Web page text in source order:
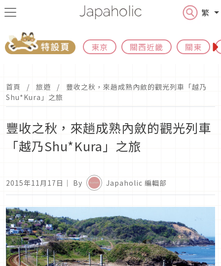
繁
東京 關西近畿 關東
首頁 旅遊
豐收之秋，來趟成熟內斂的觀光列車「越乃
Shu*Kura」之旅
豐收之秋，來趟成熟內斂的觀光列車
「越乃Shu*Kura」之旅
2015年11月17日 ｜ By Japaholic 編輯部